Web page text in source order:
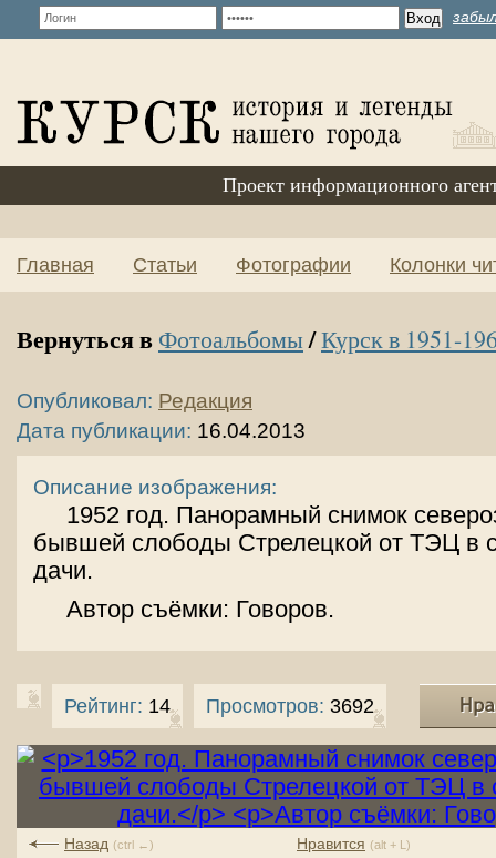
Проект информационного
Главная Статьи Фотографии Колонки
Вернуться в Фотоальбомы/Курск в 1951-
Опубликовал: Редакция
Дата публикации: 16.04.2013
Описание изображения:
1952 год. Панорамный снимок
бывшей слободы Стрелецкой от ТЭЦ в
дачи.
Автор съёмки: Говоров.
Рейтинг: 14 Просмотров: 3692
Нравится (alt + L)
Назад (ctrl ←)